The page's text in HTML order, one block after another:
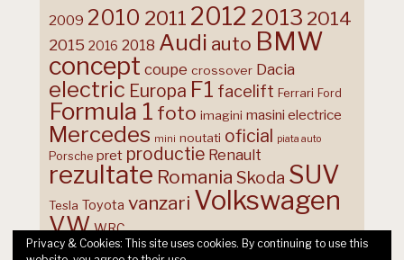
2009 2010 2011 2012 2013 2014
2015 2016 2018 Audi auto BMW
concept coupe crossover Dacia
electric Europa F1 facelift Ferrari Ford
Formula 1 foto imagini masini electrice
Mercedes mini noutati oficial piata auto
Porsche pret productie Renault
rezultate Romania Skoda SUV
Tesla Toyota vanzari Volkswagen
VW WRC
Privacy & Cookies: This site uses cookies. By continuing to use this